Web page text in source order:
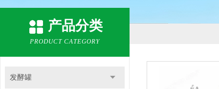
产品分类
PRODUCT CATEGORY
发酵罐